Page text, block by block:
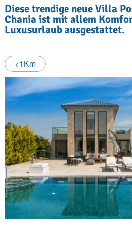
Diese trendige neue Villa
Chania ist mit allem
Luxusurlaub ausgestattet.
<1Km